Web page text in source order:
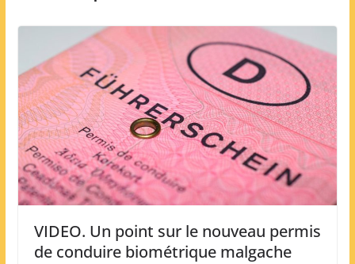
VIDEO. Un point sur le nouveau permis
de conduire biométrique malgache